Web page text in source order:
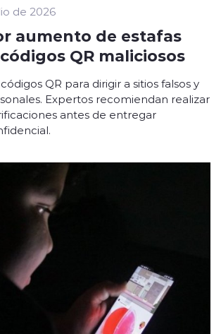
de 2026
aumento de estafas
QR maliciosos
QR para dirigir a sitios falsos y
Expertos recomiendan realizar
antes de entregar